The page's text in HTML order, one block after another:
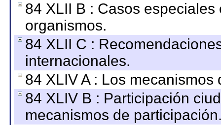
84 XLII B : Casos
organismos.
84 XLII C :
internacionales.
84 XLIV A : Los
84 XLIV B : Participación
mecanismos de